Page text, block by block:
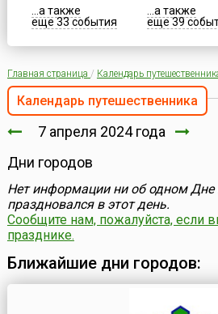
...а также
еще 33 события
...а также
еще 39
Главная страница / Календарь
Календарь путешественника
7 апреля 2024 года
Дни городов
Нет информации ни об одном Дне
праздновался в этот день.
Сообщите нам, пожалуйста, если
празднике.
Ближайшие дни городов: